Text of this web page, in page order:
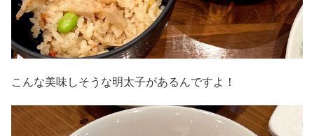
こんな美味しそうな明太子があるんですよ！